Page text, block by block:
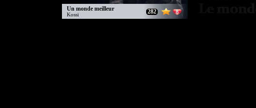
282 8
Un monde meilleur
Kossi